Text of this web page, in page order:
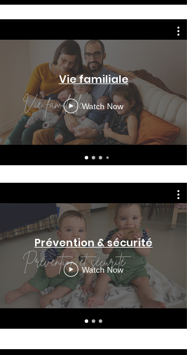
Vie familiale
Watch Now
Prévention & sécurité
Watch Now